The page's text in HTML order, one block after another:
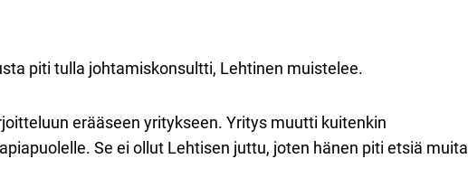
piti tulla johtamiskonsultti, Lehtinen muistelee.
erääseen yritykseen. Yritys muutti kuitenkin
Se ei ollut Lehtisen juttu, joten hänen piti etsiä muita